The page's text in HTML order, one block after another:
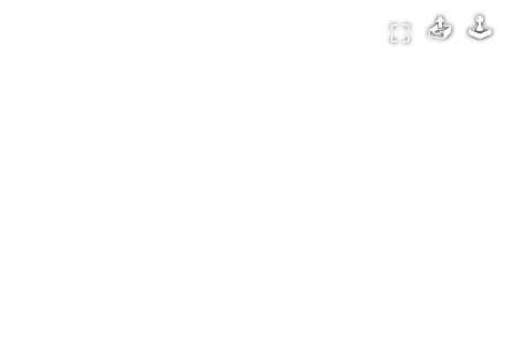
⛶ 📤 🕹️️